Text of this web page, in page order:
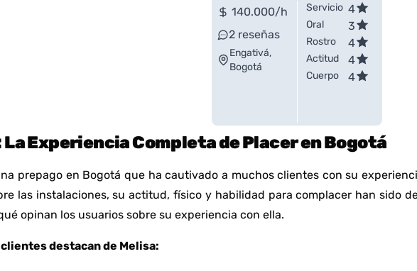
140.000/h
2 reseñas
Engativá,
Bogotá
Servicio 4
Oral 3
Rostro 4
Actitud 4
Cuerpo 4
La Experiencia Completa de Placer en Bogotá
prepago en Bogotá que ha cautivado a muchos clientes con su
las instalaciones, su actitud, físico y habilidad para complacer han sido
opinan los usuarios sobre su experiencia con ella.
destacan de Melisa: